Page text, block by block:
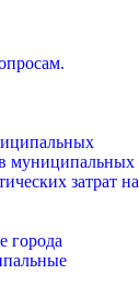
муниципальных
затрат на
города